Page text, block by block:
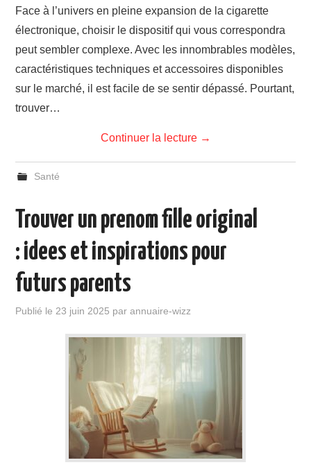
Face à l’univers en pleine expansion de la cigarette
électronique, choisir le dispositif qui vous correspondra
peut sembler complexe. Avec les innombrables modèles,
caractéristiques techniques et accessoires disponibles
sur le marché, il est facile de se sentir dépassé. Pourtant,
trouver…
Continuer la lecture →
Santé
Trouver un prenom fille original
: idees et inspirations pour
futurs parents
Publié le23 juin 2025 parannuaire-wizz